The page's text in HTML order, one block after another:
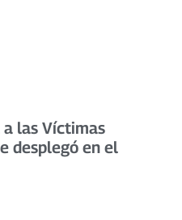
las Víctimas
desplegó en el